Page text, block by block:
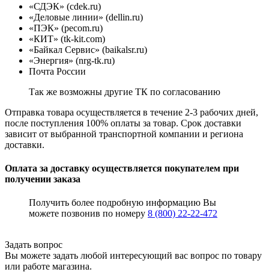
«СДЭК» (cdek.ru)
«Деловые линии» (dellin.ru)
«ПЭК» (pecom.ru)
«КИТ» (tk-kit.com)
«Байкал Сервис» (baikalsr.ru)
«Энергия» (nrg-tk.ru)
Почта России
Так же возможны другие ТК по согласованию
Отправка товара осуществляется в течение 2-3 рабочих дней,
после поступления 100% оплаты за товар. Срок доставки
зависит от выбранной транспортной компании и региона
доставки.
Оплата за доставку осуществляется покупателем при
получении заказа
Получить более подробную информацию Вы
можете позвонив по номеру 8 (800) 22-22-472
Задать вопрос
Вы можете задать любой интересующий вас вопрос по товару
или работе магазина.